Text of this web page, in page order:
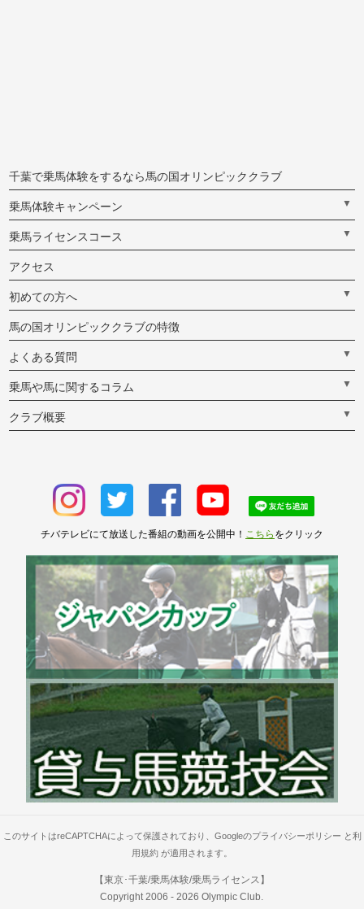
千葉で乗馬体験をするなら馬の国オリンピッククラブ
乗馬体験キャンペーン ▼
乗馬ライセンスコース ▼
アクセス
初めての方へ ▼
馬の国オリンピッククラブの特徴
よくある質問 ▼
乗馬や馬に関するコラム ▼
クラブ概要 ▼
チバテレビにて放送した番組の動画を公開中！ こちら をクリック
このサイトはreCAPTCHAによって保護されており、Googleのプライバシーポリシー と利
用規約 が適用されます。
【東京･千葉/乗馬体験/乗馬ライセンス】
Copyright 2006 - 2026 Olympic Club